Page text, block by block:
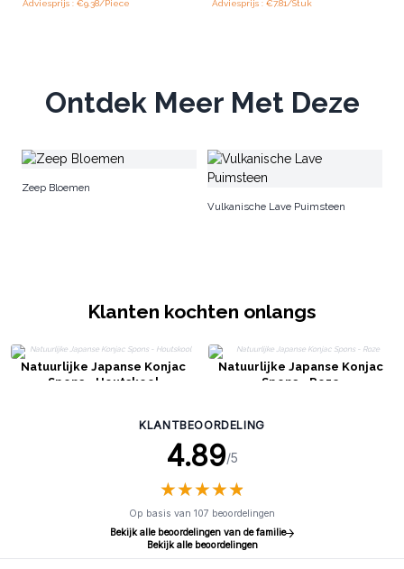
Adviesprijs : €9.38/Piece Adviesprijs : €7.81/Stuk
Ontdek Meer Met Deze
Zeep Bloemen
Vulkanische Lave Puimsteen
Klanten kochten onlangs
Natuurlijke Japanse Konjac
Spons - Houtskool
Natuurlijke Japanse Konjac
Spons - Roze
KLANTBEOORDELING
4.89/5
★★★★★
★★★★★
Op basis van 107 beoordelingen
Bekijk alle beoordelingen van de familie
Bekijk alle beoordelingen